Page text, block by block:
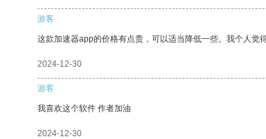
游客
这款加速器app的价格有点贵，可以适当降低一些。我个人觉
2024-12-30
游客
我喜欢这个软件 作者加油
2024-12-30